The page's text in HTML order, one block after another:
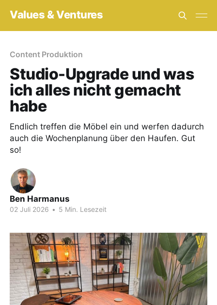
Values & Ventures
Content Produktion
Studio-Upgrade und was
ich alles nicht gemacht
habe
Endlich treffen die Möbel ein und werfen dadurch
auch die Wochenplanung über den Haufen. Gut
so!
Ben Harmanus
02 Juli 2026 • 5 Min. Lesezeit